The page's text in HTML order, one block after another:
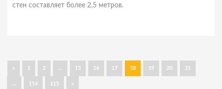
стен составляет более 2,5 метров.
« 1 2 ... 15 16 17 18 19 20 21
... 114 115 »